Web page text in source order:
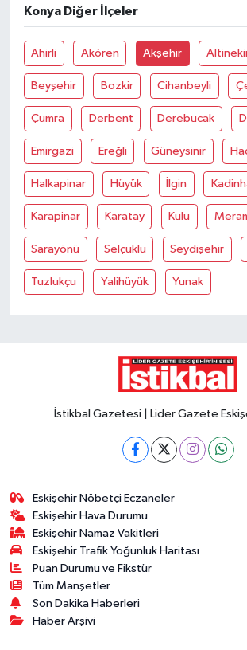
Konya Diğer İlçeler
Ahirli Akören Akşehir
Beyşehir Bozkir Cihanbeyli
Çumra Derbent Derebucak
Emirgazi Ereğli Güneysinir
Halkapinar Hüyük İlgin
Karapinar Karatay Kulu
Sarayönü Selçuklu Seydişehir
Tuzlukçu Yalihüyük Yunak
İstikbal Gazetesi | Lider Gazete
Eskişehir Nöbetçi Eczaneler
Eskişehir Hava Durumu
Eskişehir Namaz Vakitleri
Eskişehir Trafik Yoğunluk Haritası
Puan Durumu ve Fikstür
Tüm Manşetler
Son Dakika Haberleri
Haber Arşivi